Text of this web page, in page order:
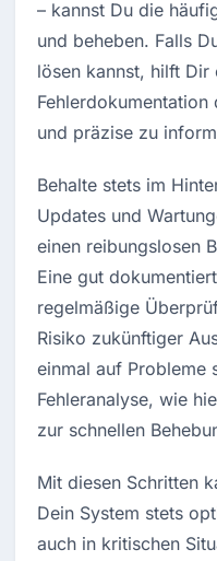
– kannst Du die
und beheben. Falls
lösen kannst, hilft Dir
und präzise zu
Behalte stets im
Updates und
einen reibungslosen
Eine gut
regelmäßige
Risiko zukünftiger
einmal auf Probleme
Fehleranalyse, wie
zur schnellen
Mit diesen Schritten
Dein System stets
auch in kritischen